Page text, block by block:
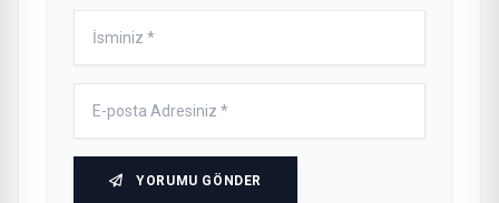
YORUMU GÖNDER